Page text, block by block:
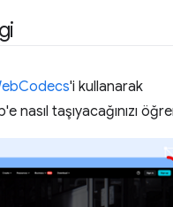
'i kullanarak
nasıl taşıyacağınızı